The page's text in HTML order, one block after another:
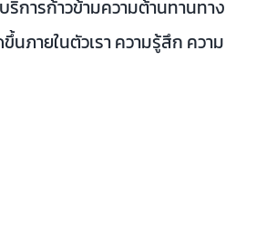
การก้าวข้ามความต้านทานทาง
ภายในตัวเรา ความรู้สึก ความ